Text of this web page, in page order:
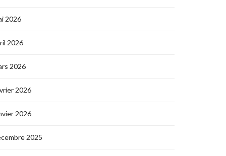
2026
2026
2026
2026
2026
2025